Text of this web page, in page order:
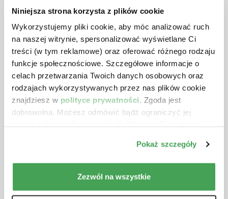
Niniejsza strona korzysta z plików cookie
Wykorzystujemy pliki cookie, aby móc analizować ruch
na naszej witrynie, spersonalizować wyświetlane Ci
treści (w tym reklamowe) oraz oferować różnego rodzaju
funkcje społecznościowe. Szczegółowe informacje o
celach przetwarzania Twoich danych osobowych oraz
rodzajach wykorzystywanych przez nas plików cookie
znajdziesz w polityce prywatności. Zgoda jest
dobrowolna. Możesz odmówić bądź ograniczyć jej
Pokaż szczegóły
Zezwól na wszystkie
Koszty związane z prowadzeniem
prac rozwojowych jako WNiP i ich
korekty